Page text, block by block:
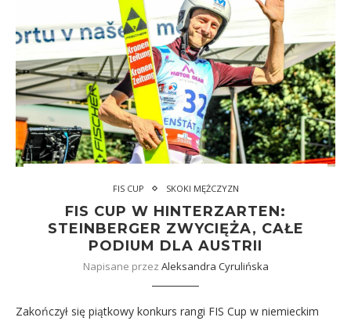
FIS CUP SKOKI MĘŻCZYZN
FIS CUP W HINTERZARTEN:
STEINBERGER ZWYCIĘŻA, CAŁE
PODIUM DLA AUSTRII
Napisane przez Aleksandra Cyrulińska
Zakończył się piątkowy konkurs rangi FIS Cup w niemieckim